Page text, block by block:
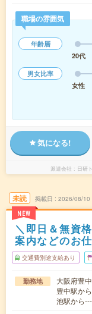
職場の雰囲気
年齢層
20代
男女比率
女性
気になる!
派遣会社 日研
未読
NEW
掲載日 2026/08/10
＼即日＆無資
案内などのお
交通費別途支給あり
勤務地
大阪府豊
豊中駅か
池駅から